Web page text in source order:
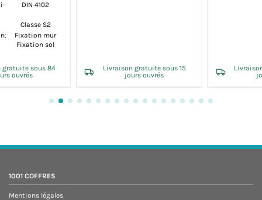
Livraison gratuite sous 15
jours ouvrés
Livraison gratuite
jours ouvrés
1001 COFFRES
Mentions légales